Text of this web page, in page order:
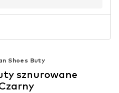
Shoes Buty
sznurowane